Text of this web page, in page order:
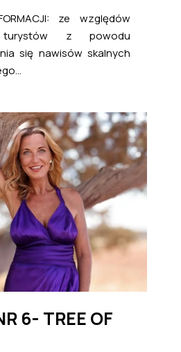
ze względów
turystów z powodu
się nawisów skalnych
6- TREE OF